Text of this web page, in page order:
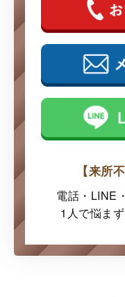
【来所
電話・LINE
1人で悩ま